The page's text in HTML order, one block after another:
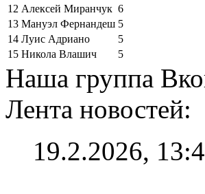
12 Алексей Миранчук 6
13 Мануэл Фернандеш 5
14 Луис Адриано
5
15 Никола Влашич 5
Наша группа
Лента новостей:
19.2.2026,